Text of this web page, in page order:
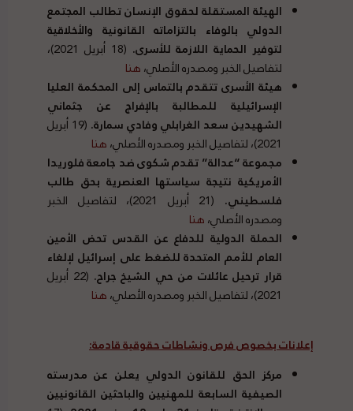
الهيئةالمستقلة لحقوق الإنسان تطالب المجتمع
الدولي بالوفاء بالتزاماته القانونية والأخلاقية
لتوفير الحماية اللازمة للأسرى.
(18 أبريل 2021)،
لتفاصيل الخبر ومصدره الأصلي،هنا
هيئة الأسرى تتقدم بالتماس إلى المحكمة العليا
الإسرائيلية للمطالبة بالإفراج عن جثماني
الشهيدين سعد الغرابلي وفادي سمارة.
(19 أبريل
2021)، لتفاصيل الخبر ومصدره الأصلي،
هنا
مجموعة “عدالة” تقدم شكوى ضد جامعة فلوريدا
الأمريكية نتيجة سياستها العنصرية بحق طالب
فلسطيني.
(21 أبريل 2021)، لتفاصيل الخبر
ومصدره الأصلي،هنا
الحملة الدولية للدفاع عن القدس تحض الأمين
العام للأمم المتحدة للضغط على إسرائيل لإلغاء
قرار ترحيل عائلات من حي الشيخ جراح.
(22 أبريل
2021)، لتفاصيل الخبر ومصدره الأصلي،
هنا
إعلانات بخصوص فرص ونشاطات حقوقية قادمة:
مركز الحق للقانون الدولي يعلن عن مدرسته
الصيفية السابعة للمهنيين والباحثين القانونيين